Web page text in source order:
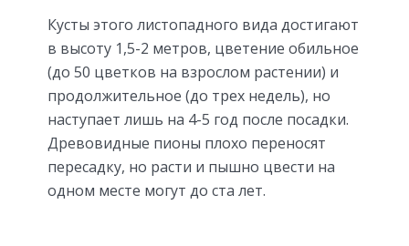
Кусты этого листопадного вида достигают
в высоту 1,5-2 метров, цветение обильное
(до 50 цветков на взрослом растении) и
продолжительное (до трех недель), но
наступает лишь на 4-5 год после посадки.
Древовидные пионы плохо переносят
пересадку, но расти и пышно цвести на
одном месте могут до ста лет.